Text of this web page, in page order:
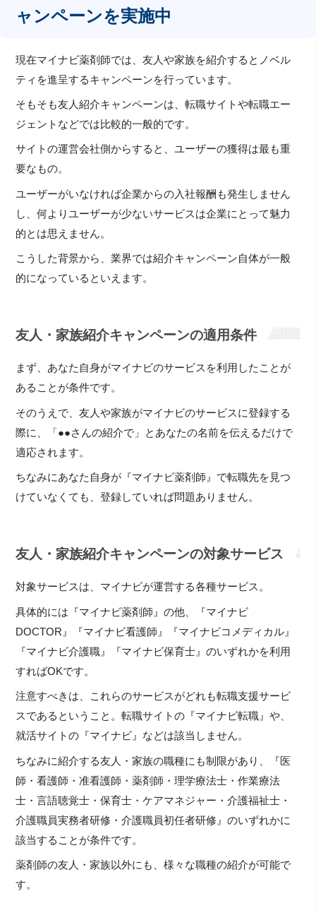
ャンペーンを実施中
現在マイナビ薬剤師では、友人や家族を紹介するとノベル
ティを進呈するキャンペーンを行っています。
そもそも友人紹介キャンペーンは、転職サイトや転職エー
ジェントなどでは比較的一般的です。
サイトの運営会社側からすると、ユーザーの獲得は最も重
要なもの。
ユーザーがいなければ企業からの入社報酬も発生しません
し、何よりユーザーが少ないサービスは企業にとって魅力
的とは思えません。
こうした背景から、業界では紹介キャンペーン自体が一般
的になっているといえます。
友人・家族紹介キャンペーンの適用条件
まず、あなた自身がマイナビのサービスを利用したことが
あることが条件です。
そのうえで、友人や家族がマイナビのサービスに登録する
際に、「●●さんの紹介で」とあなたの名前を伝えるだけで
適応されます。
ちなみにあなた自身が『マイナビ薬剤師』で転職先を見つ
けていなくても、登録していれば問題ありません。
友人・家族紹介キャンペーンの対象サービス
対象サービスは、マイナビが運営する各種サービス。
具体的には『マイナビ薬剤師』の他、『マイナビ
DOCTOR』『マイナビ看護師』『マイナビコメディカル』
『マイナビ介護職』『マイナビ保育士』のいずれかを利用
すればOKです。
注意すべきは、これらのサービスがどれも転職支援サービ
スであるということ。転職サイトの『マイナビ転職』や、
就活サイトの『マイナビ』などは該当しません。
ちなみに紹介する友人・家族の職種にも制限があり、『医
師・看護師・准看護師・薬剤師・理学療法士・作業療法
士・言語聴覚士・保育士・ケアマネジャー・介護福祉士・
介護職員実務者研修・介護職員初任者研修』のいずれかに
該当することが条件です。
薬剤師の友人・家族以外にも、様々な職種の紹介が可能で
す。